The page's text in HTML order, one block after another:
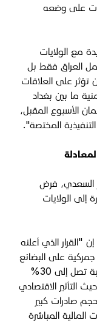
على وضعه
مع الولايات
العراق فقط بل
تؤثر على العلاقات
ما بين بغداد
الأسبوع المقبل،
المختصة".
السعدي، فرض
إلى الولايات
الذي أعلنه
على البضائع
العراقية المصدّرة إلى الولايات المتحدة بنسبة تصل إلى 30%
التأثير الاقتصادي
صادرات كبير
المالية المباشرة